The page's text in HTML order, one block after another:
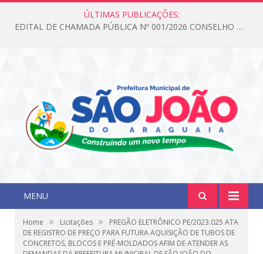
ÚLTIMAS PUBLICAÇÕES:
EDITAL DE CHAMADA PÚBLICA Nº 001/2026 CONSELHO DOS DIREITOS DA CRIANÇA E DO ADOLESCENTE
MENU
Home » Licitações »
PREGÃO ELETRÔNICO PE/2023.025 ATA
DE REGISTRO DE PREÇO PARA FUTURA AQUISIÇÃO DE TUBOS DE
CONCRETOS, BLOCOS E PRÉ-MOLDADOS AFIM DE ATENDER AS